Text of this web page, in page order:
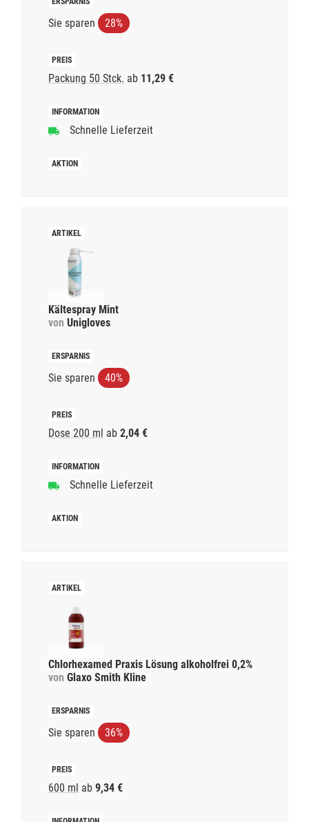
Sie sparen 28%
Packung 50 Stck. ab 11,29 €
Schnelle Lieferzeit
Kältespray Mint
von Unigloves
Sie sparen 40%
Dose 200 ml ab 2,04 €
Schnelle Lieferzeit
Chlorhexamed Praxis Lösung alkoholfrei 0,2%
von Glaxo Smith Kline
Sie sparen 36%
600 ml ab 9,34 €